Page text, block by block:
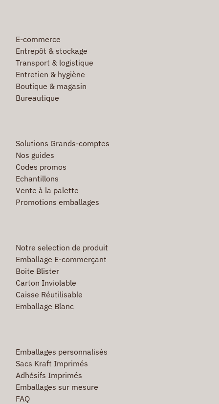
E-commerce
Entrepôt & stockage
Transport & logistique
Entretien & hygiène
Boutique & magasin
Bureautique
Solutions Grands-comptes
Nos guides
Codes promos
Echantillons
Vente à la palette
Promotions emballages
Notre selection de produit
Emballage E-commerçant
Boite Blister
Carton Inviolable
Caisse Réutilisable
Emballage Blanc
Emballages personnalisés
Sacs Kraft Imprimés
Adhésifs Imprimés
Emballages sur mesure
FAQ